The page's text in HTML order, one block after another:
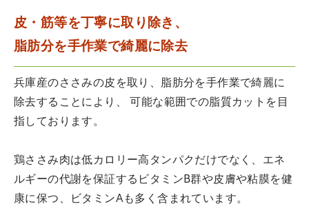
皮・筋等を丁寧に取り除き、
脂肪分を手作業で綺麗に除去
兵庫産のささみの皮を取り、脂肪分を手作業で綺麗に
除去することにより、 可能な範囲での脂質カットを目
指しております。
鶏ささみ肉は低カロリー高タンパクだけでなく、エネ
ルギーの代謝を保証するビタミンB群や皮膚や粘膜を健
康に保つ、ビタミンAも多く含まれています。